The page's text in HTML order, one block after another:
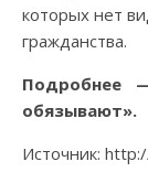
которых нет
гражданства.
Подробнее
обязывают».
Источник: